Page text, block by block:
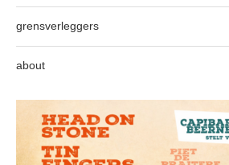
grensverleggers
about